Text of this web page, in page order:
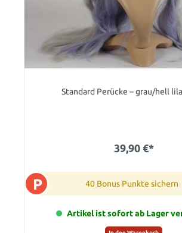
Standard Perücke – grau/hell
39,90 €*
P 40 Bonus Punkte sichern
Artikel ist sofort ab Lager